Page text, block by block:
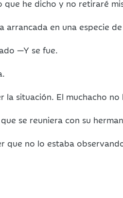
he dicho y no retiraré
arrancada en una especie
—Y se fue.
la situación. El muchacho
se reuniera con su
que no lo estaba